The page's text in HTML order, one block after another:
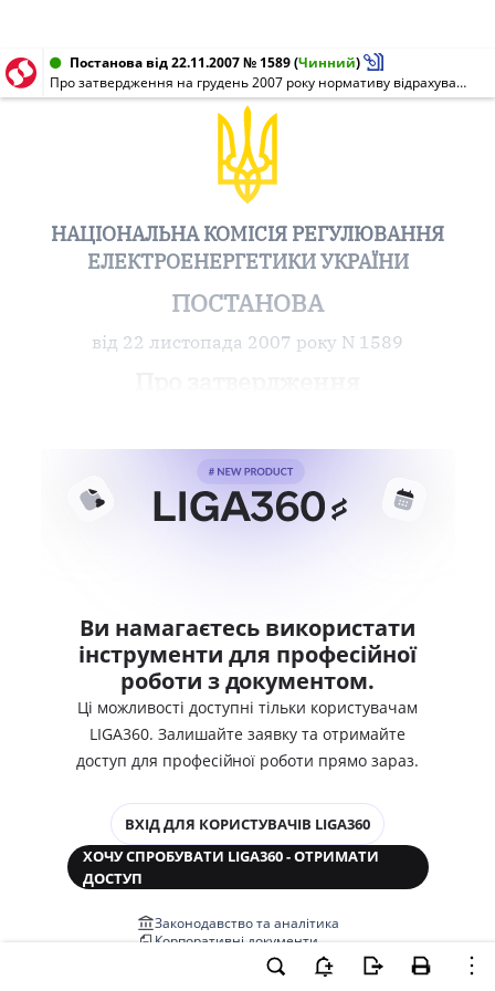
Постанова від 22.11.2007 № 1589(Чинний)
Про затвердження на грудень 2007 року нормативу відрахування коштів з поточного рахунку зі спеціальним режимом використання ВАТ "Запоріжгаз"
НАЦІОНАЛЬНА КОМІСІЯ РЕГУЛЮВАННЯ
ЕЛЕКТРОЕНЕРГЕТИКИ УКРАЇНИ
ПОСТАНОВА
від 22 листопада 2007 року N 1589
Ви намагаєтесь використати
інструменти для професійної
роботи з документом.
Ці можливості доступні тільки користувачам
LIGA360. Залишайте заявку та отримайте
доступ для професійної роботи прямо зараз.
ВХІД ДЛЯ КОРИСТУВАЧІВ LIGA360
ХОЧУ СПРОБУВАТИ LIGA360 - ОТРИМАТИ
ДОСТУП
Законодавство та аналітика
Корпоративні документи
Перевірка компаній та персон
Медіааналіз та репутація